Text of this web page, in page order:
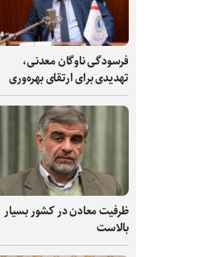
فرسودگی ناوگان معدنی،
تهدیدی برای ارتقای بهره‌وری
ظرفیت‌ معادن در کشور بسیار
بالاست